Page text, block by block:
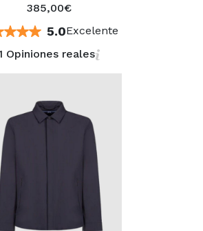
385,00€
5.0Excelente
Opiniones reales